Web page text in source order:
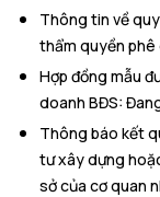
Thông tin về
thẩm quyền
Hợp đồng mẫu
doanh BĐS:
Thông báo kết
tư xây dựng
sở của cơ quan